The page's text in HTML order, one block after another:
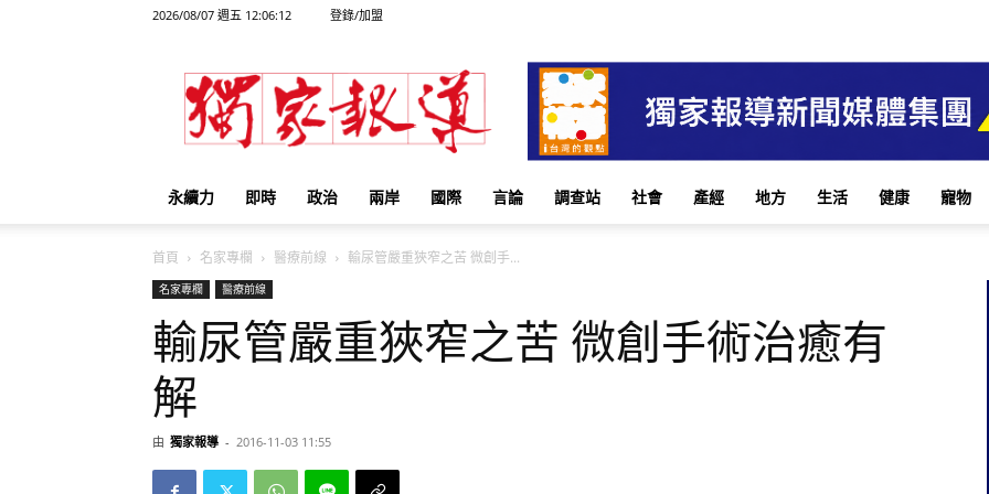
2026/08/07 週五 12:06:12 登錄/加盟
獨
家
報
永續力 即時 政治 兩岸 國際 言論 調查站 社會 產經 地方 生活 健康 寵物
首頁 名家專欄 醫療前線 輸尿管嚴重狹窄之苦 微創手...
名家專欄 醫療前線
輸尿管嚴重狹窄之苦 微創手術治癒有
解
由 獨家報導 - 2016-11-03 11:55